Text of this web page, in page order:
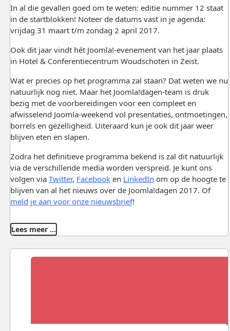
In al die gevallen goed om te weten: editie nummer 12 staat
in de startblokken! Noteer de datums vast in je agenda:
vrijdag 31 maart t/m zondag 2 april 2017.
Ook dit jaar vindt hét Joomla!-evenement van het jaar plaats
in Hotel & Conferentiecentrum Woudschoten in Zeist.
Wat er precies op het programma zal staan? Dat weten we nu
natuurlijk nog niet. Maar het Joomla!dagen-team is druk
bezig met de voorbereidingen voor een compleet en
afwisselend Joomla-weekend vol presentaties, ontmoetingen,
borrels en gezelligheid. Uiteraard kun je ook dit jaar weer
blijven eten en slapen.
Zodra het definitieve programma bekend is zal dit natuurlijk
via de verschillende media worden verspreid. Je kunt ons
volgen via Twitter, Facebooken LinkedIn om op de hoogte te
blijven van al het nieuws over de Joomla!dagen 2017. Of
meld je aan voor onze nieuwsbrief!
Lees meer …